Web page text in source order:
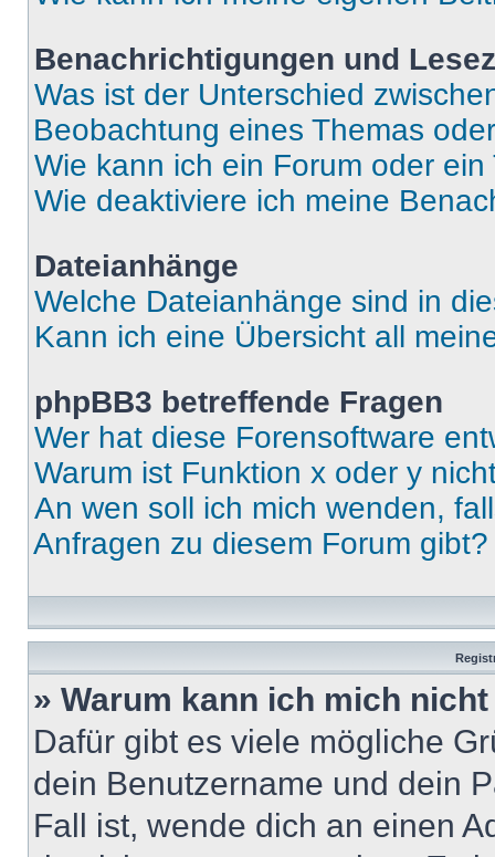
Benachrichtigungen und
Was ist der Unterschied
Beobachtung eines Themas
Wie kann ich ein Forum oder
Wie deaktiviere ich meine
Dateianhänge
Welche Dateianhänge sind in
Kann ich eine Übersicht all
phpBB3 betreffende Fragen
Wer hat diese Forensoftware
Warum ist Funktion x oder y
An wen soll ich mich wenden,
Anfragen zu diesem Forum gibt?
» Warum kann ich mich
Dafür gibt es viele mögliche
dein Benutzername und dein
Fall ist, wende dich an einen